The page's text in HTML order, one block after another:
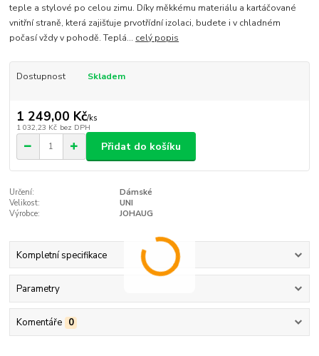
teple a stylové po celou zimu. Díky měkkému materiálu a kartáčované
vnitřní straně, která zajišťuje prvotřídní izolaci, budete i v chladném
počasí vždy v pohodě. Teplá... celý popis
Dostupnost Skladem
1 249,00 Kč/ks
1 032,23 Kč bez DPH
Přidat do košíku
Určení:
Dámské
Velikost:
UNI
Výrobce:
JOHAUG
Kompletní specifikace
Parametry
Komentáře 0